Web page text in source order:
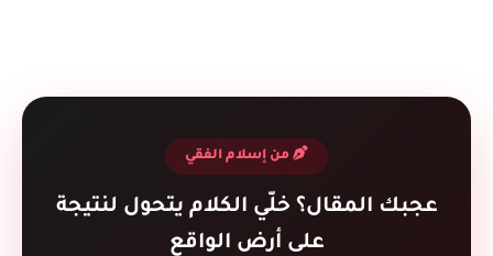
من إسلام الفقي
عجبك المقال؟ خلّي الكلام يتحول لنتيجة
على أرض الواقع